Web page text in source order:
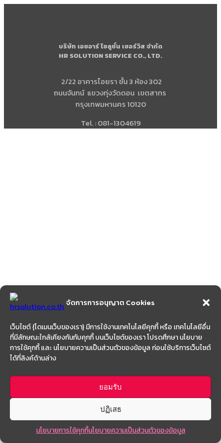
จัดการการอนุญาต Cookies
เว็บไซต์ {โดเมนเว็บของเรา} มีการใช้งานเทคโนโลยีคุกกี้ หรือ เทคโนโลยีอื่น
ที่มีลักษณะใกล้เคียงกันกับคุกกี้ บนเว็บไซต์ของเรา โปรดศึกษา นโยบาย
การใช้คุกกี้ และ นโยบายความเป็นส่วนตัวของข้อมูล ก่อนใช้บริการเว็บไซต์
ได้ที่ลิงค์ด้านล่าง
ยอมรับ
ปฏิเสธ
นโยบายการใช้คุกกี้นโยบายความเป็นส่วนตัวของข้อมูล
บริษัท เอชอาร์ โซลูชั่น เซอร์วิส จำกัด
HR SOLUTION SERVICE CO., LTD.
2/22 อาคารไอยรา ชั้น 3 ห้อง 302
ถนนจันทน์ แขวงทุ่งวัดดอน เขตสาทร
กรุงเทพมหานคร 10120
Tel. : 081-1304619